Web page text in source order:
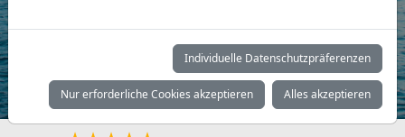
Suchen
Individuelle Datenschutzpräferenzen
Nur erforderliche Cookies akzeptieren Alles akzeptieren